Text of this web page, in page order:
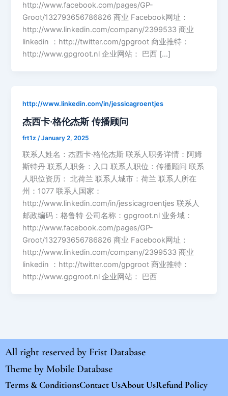
http://www.facebook.com/pages/GP-
Groot/132793656786826 商业 Facebook网址：
http://www.linkedin.com/company/2399533 商业
linkedin ：http://twitter.com/gpgroot 商业推特：
http://www.gpgroot.nl 企业网站： 巴西 […]
http://www.linkedin.com/in/jessicagroentjes
杰西卡·格伦杰斯 传播顾问
frt1z /January 2, 2025
联系人姓名：杰西卡·格伦杰斯 联系人职务详情：阿姆
斯特丹 联系人职务：入口 联系人职位：传播顾问 联系
人职位资历： 北荷兰 联系人城市：荷兰 联系人所在
州：1077 联系人国家：
http://www.linkedin.com/in/jessicagroentjes 联系人
邮政编码：格鲁特 公司名称：gpgroot.nl 业务域：
http://www.facebook.com/pages/GP-
Groot/132793656786826 商业 Facebook网址：
http://www.linkedin.com/company/2399533 商业
linkedin ：http://twitter.com/gpgroot 商业推特：
http://www.gpgroot.nl 企业网站： 巴西
All right reserved by Frist Database
Theme by Mobile Database
Terms & ConditionsContact UsAbout UsRefund Policy